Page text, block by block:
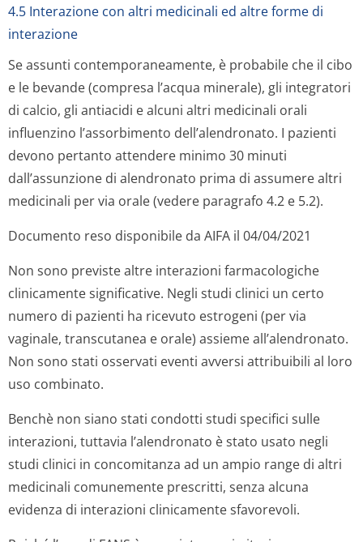
4.5 Interazione con altri medicinali ed altre forme di
interazione
Se assunti contemporaneamente, è probabile che il cibo
e le bevande (compresa l’acqua minerale), gli integratori
di calcio, gli antiacidi e alcuni altri medicinali orali
influenzino l’assorbimento dell’alendronato. I pazienti
devono pertanto attendere minimo 30 minuti
dall’assunzione di alendronato prima di assumere altri
medicinali per via orale (vedere paragrafo 4.2 e 5.2).
Documento reso disponibile da AIFA il 04/04/2021
Non sono previste altre interazioni farmacologiche
clinicamente significative. Negli studi clinici un certo
numero di pazienti ha ricevuto estrogeni (per via
vaginale, transcutanea e orale) assieme all’alendronato.
Non sono stati osservati eventi avversi attribuibili al loro
uso combinato.
Benchè non siano stati condotti studi specifici sulle
interazioni, tuttavia l’alendronato è stato usato negli
studi clinici in concomitanza ad un ampio range di altri
medicinali comunemente prescritti, senza alcuna
evidenza di interazioni clinicamente sfavorevoli.